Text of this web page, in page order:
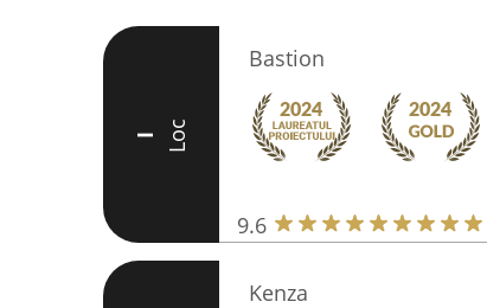
I Loc
Bastion
9.6
Kenza